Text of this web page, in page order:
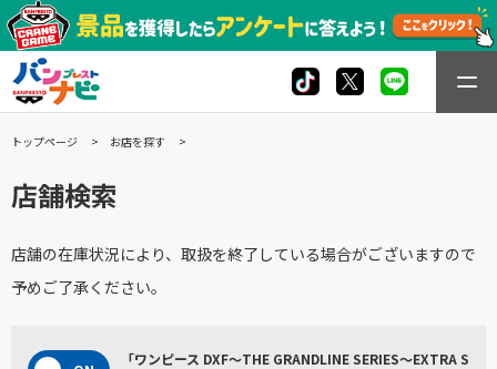
トップページ お店を探す
店舗検索
店舗の在庫状況により、取扱を終了している場合がございますので
予めご了承ください。
「ワンピース DXF～THE GRANDLINE SERIES～EXTRA S